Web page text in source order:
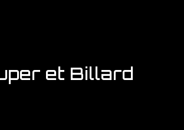
et Billard